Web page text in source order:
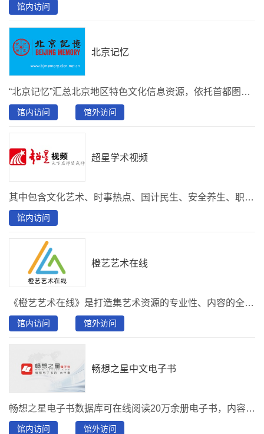
馆内访问
北京记忆
“北京记忆”汇总北京地区特色文化信息资源，依托首都图书馆近百年的北京地方文献专藏建成。涵盖与北京历史文化密切相关的古籍、老照片、拓片、舆图等各种载体类型，为读者提供文献浏览、全文检索、资源索引等多种服务形式。
馆内访问 馆外访问
超星学术视频
其中包含文化艺术、时事热点、国计民生、安全养生、职场就业、创新创业、大众话题等通识素养与能力培养所需的各块教育或培训视频。
馆内访问
橙艺艺术在线
《橙艺艺术在线》是打造集艺术资源的专业性、内容的全面性、形态多元性为一体的艺术数字资源综合服务平台。
馆内访问 馆外访问
畅想之星中文电子书
畅想之星电子书数据库可在线阅读20万余册电子书，内容涉及哲学、经济学、法学、教育学、文学、历史学、理学、工学、农学、医学、军事学、管理学和艺术学十三大门类。读者可以通过PC阅览，也可以通过关注首图数字图书馆微信公众号实现移动端阅览。
馆内访问 馆外访问